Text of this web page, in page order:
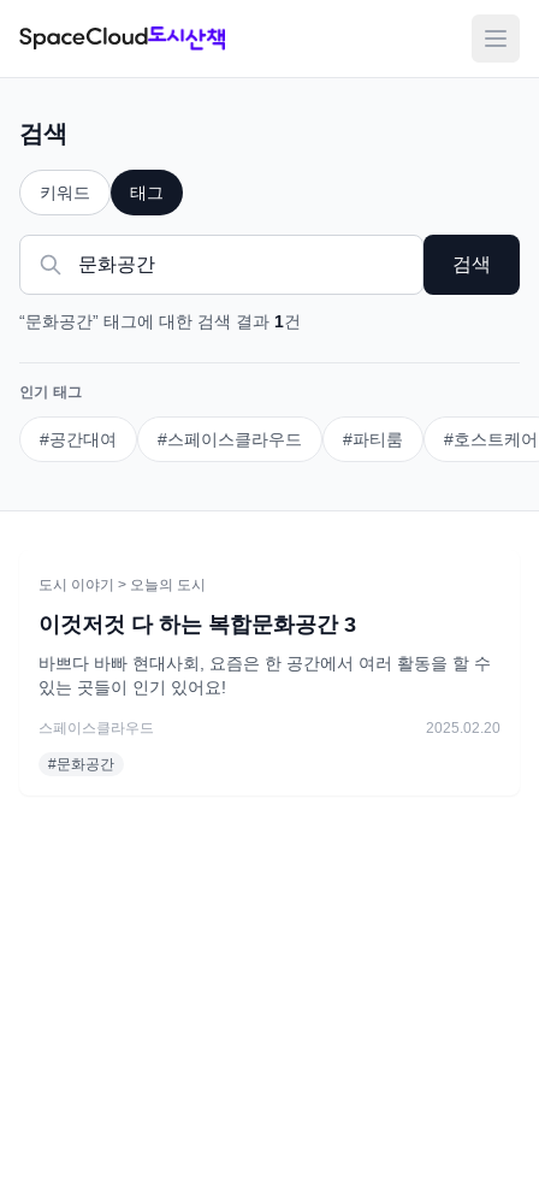
메뉴
검색
키워드 태그
검색
“문화공간” 태그에 대한 검색 결과 1건
인기 태그
#공간대여 #스페이스클라우드 #파티룸 #호스트케어
도시 이야기 > 오늘의 도시
이것저것 다 하는 복합문화공간 3
바쁘다 바빠 현대사회, 요즘은 한 공간에서 여러 활동을 할 수
있는 곳들이 인기 있어요!
스페이스클라우드 2025.02.20
#문화공간